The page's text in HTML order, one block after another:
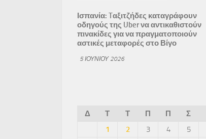
Ισπανία: Tαξιτζήδες καταγράφουν
οδηγούς της Uber να αντικαθιστούν
πινακίδες για να πραγματοποιούν
αστικές μεταφορές στο Βίγο
5 ΙΟΥΝΊΟΥ 2026
Δ Τ Τ Π Π Σ
1
2 3 4 5